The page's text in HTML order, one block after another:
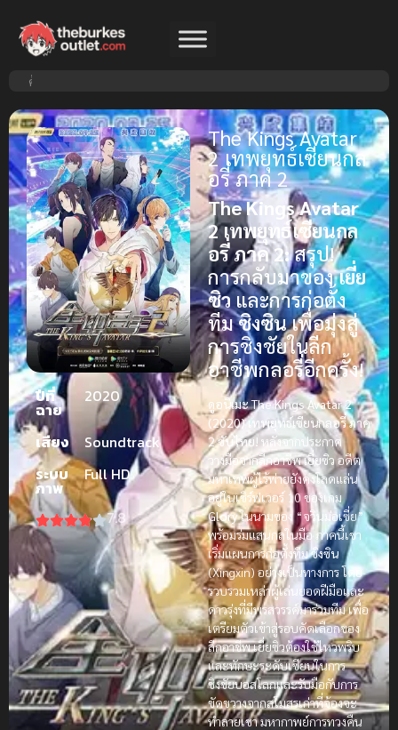
ปีที่
ฉาย
2020
เสียง
Soundtrack
ระบบ
ภาพ
Full HD
7.8
The Kings Avatar
2 เทพยุทธ์เซียนกล
อรี่ ภาค 2
The Kings Avatar
2 เทพยุทธ์เซียนกล
อรี่ ภาค 2:สรุป!
การกลับมาของเยี่ย
ซิวและการก่อตั้ง
ทีมซิงซินเพื่อมุ่งสู่
การชิงชัยในลีก
อาชีพกลอรี่อีกครั้ง!
ดูอนิเมะ The Kings Avatar 2
(2020) เทพยุทธ์เซียนกลอรี่ ภาค
2 ซับไทย! หลังจากประกาศ
วางมือจากลีกอาชีพเยี่ยซิวอดีต
มหาเทพผู้ไร้พ่ายยังคงโลดแล่น
อยู่ในเซิร์ฟเวอร์ 10 ของเกม
Gloryในนามของ “จวินม่อเซี่ย”
พร้อมร่มแสนกลในมือ ภาคนี้เขา
เริ่มแผนการก่อตั้งทีมซิงซิน
(Xingxin) อย่างเป็นทางการ โดย
รวบรวมเหล่าผู้เล่นยอดฝีมือและ
ดาวรุ่งที่มีพรสวรรค์มาร่วมทีม เพื่อ
เตรียมตัวเข้าสู่รอบคัดเลือกของ
ลีกอาชีพ เยี่ยซิวต้องใช้ไหวพริบ
และทักษะระดับเซียนในการ
ชิงชัยบอสโลกและรับมือกับการ
ขัดขวางจากสโมสรเก่าที่จ้องจะ
ทำลายเขา มหากาพย์การทวงคืน